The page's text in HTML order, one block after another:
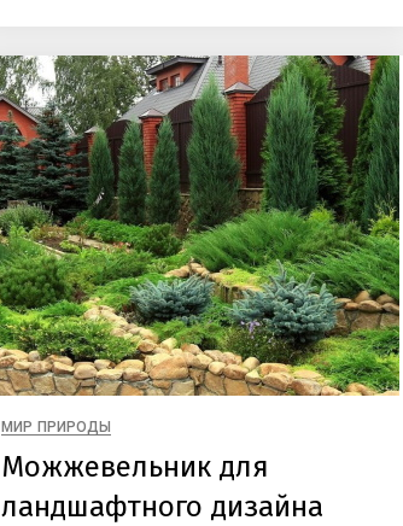
МИР ПРИРОДЫ
Можжевельник для
ландшафтного дизайна